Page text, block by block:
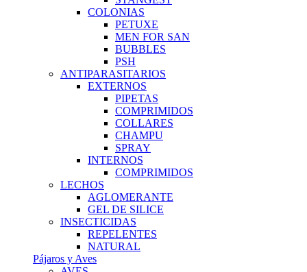
COLONIAS
PETUXE
MEN FOR SAN
BUBBLES
PSH
ANTIPARASITARIOS
EXTERNOS
PIPETAS
COMPRIMIDOS
COLLARES
CHAMPU
SPRAY
INTERNOS
COMPRIMIDOS
LECHOS
AGLOMERANTE
GEL DE SILICE
INSECTICIDAS
REPELENTES
NATURAL
Pájaros y Aves